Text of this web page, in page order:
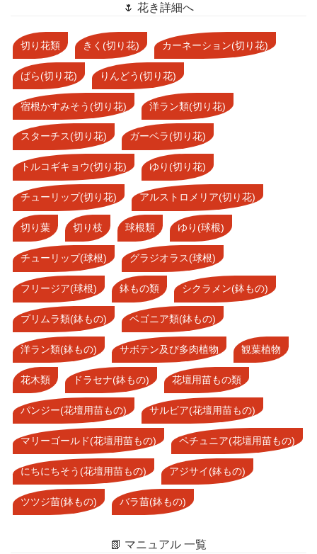
🌷 花き詳細へ
切り花類 きく(切り花) カーネーション(切り花)
ばら(切り花) りんどう(切り花)
宿根かすみそう(切り花) 洋ラン類(切り花)
スターチス(切り花) ガーベラ(切り花)
トルコギキョウ(切り花) ゆり(切り花)
チューリップ(切り花) アルストロメリア(切り花)
切り葉 切り枝 球根類 ゆり(球根)
チューリップ(球根) グラジオラス(球根)
フリージア(球根) 鉢もの類 シクラメン(鉢もの)
プリムラ類(鉢もの) ベゴニア類(鉢もの)
洋ラン類(鉢もの) サボテン及び多肉植物 観葉植物
花木類 ドラセナ(鉢もの) 花壇用苗もの類
パンジー(花壇用苗もの) サルビア(花壇用苗もの)
マリーゴールド(花壇用苗もの) ペチュニア(花壇用苗もの)
にちにちそう(花壇用苗もの) アジサイ(鉢もの)
ツツジ苗(鉢もの) バラ苗(鉢もの)
📗 マニュアル 一覧